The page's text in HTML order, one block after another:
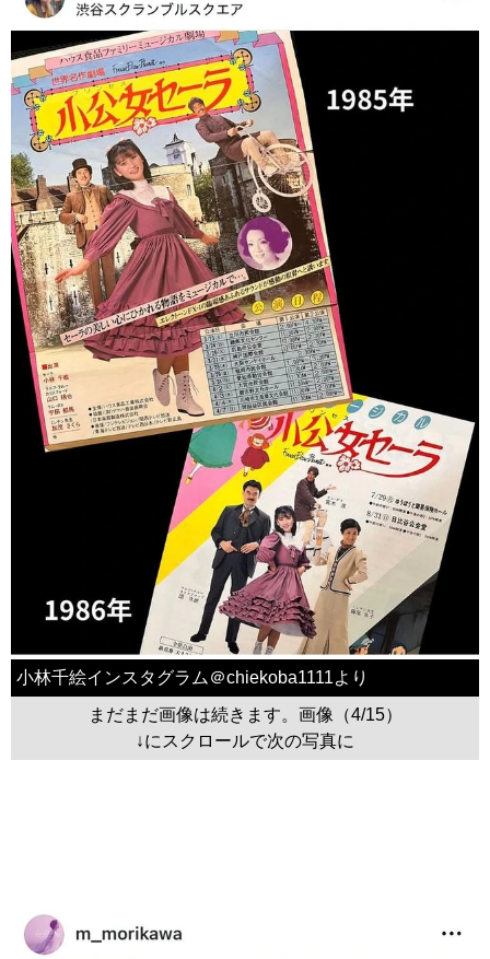
小林千絵インスタグラム＠chiekoba1111より
まだまだ画像は続きます。画像（4/15）
↓にスクロールで次の写真に